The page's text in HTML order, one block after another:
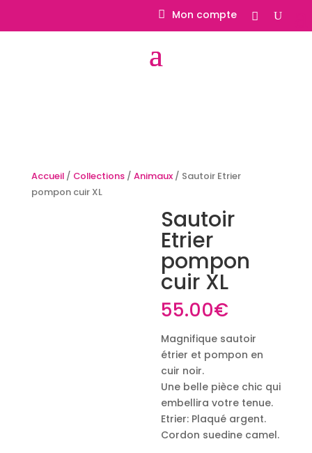
Mon compte
Accueil/ Collections/ Animaux/ Sautoir Etrier
pompon cuir XL
Sautoir
Etrier
pompon
cuir XL
55.00€
Magnifique sautoir
étrier et pompon en
cuir noir.
Une belle pièce chic qui
embellira votre tenue.
Etrier: Plaqué argent.
Cordon suedine camel.